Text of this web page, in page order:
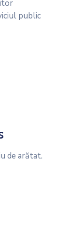
public
de arătat.